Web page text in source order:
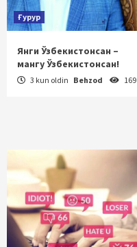
Ғурур
Янги Ўзбекистонсан –
мангу Ўзбекистонсан!
3 kun oldin Behzod 169